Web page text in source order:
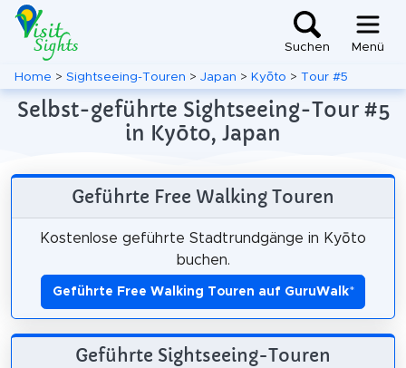
Suchen Menü
Home > Sightseeing-Touren > Japan > Kyōto > Tour #5
Selbst-geführte Sightseeing-Tour #5
in Kyōto, Japan
Geführte Free Walking Touren
Kostenlose geführte Stadtrundgänge in Kyōto
buchen.
Geführte Free Walking Touren auf GuruWalk*
Geführte Sightseeing-Touren